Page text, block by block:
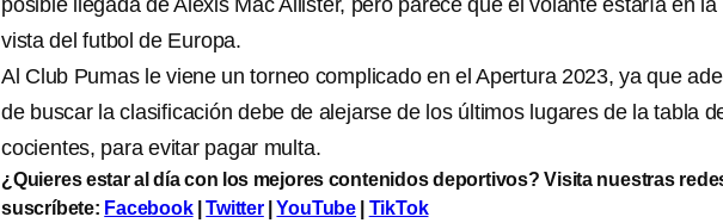
posible llegada de Alexis Mac Allister, pero parece que el volante estaría en la
vista del futbol de Europa.
Al Club Pumas le viene un torneo complicado en el Apertura 2023, ya que
de buscar la clasificación debe de alejarse de los últimos lugares de la tabla
cocientes, para evitar pagar multa.
¿Quieres estar al día con los mejores contenidos deportivos? Visita nuestras
suscríbete: Facebook|Twitter|YouTube TikTok